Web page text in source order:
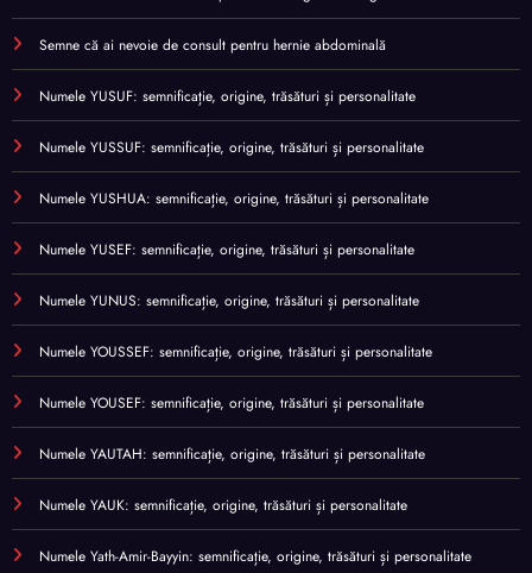
Semne că ai nevoie de consult pentru hernie abdominală
Numele YUSUF: semnificație, origine, trăsături și personalitate
Numele YUSSUF: semnificație, origine, trăsături și personalitate
Numele YUSHUA: semnificație, origine, trăsături și personalitate
Numele YUSEF: semnificație, origine, trăsături și personalitate
Numele YUNUS: semnificație, origine, trăsături și personalitate
Numele YOUSSEF: semnificație, origine, trăsături și personalitate
Numele YOUSEF: semnificație, origine, trăsături și personalitate
Numele YAUTAH: semnificație, origine, trăsături și personalitate
Numele YAUK: semnificație, origine, trăsături și personalitate
Numele Yath-Amir-Bayyin: semnificație, origine, trăsături și personalitate